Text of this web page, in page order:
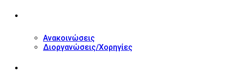
Ανακοινώσεις
Διοργανώσεις/Χορηγίες